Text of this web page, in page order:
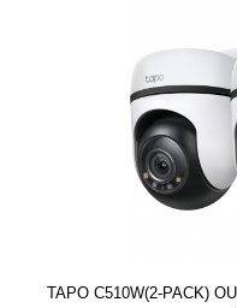
TAPO C510W(2-PACK)